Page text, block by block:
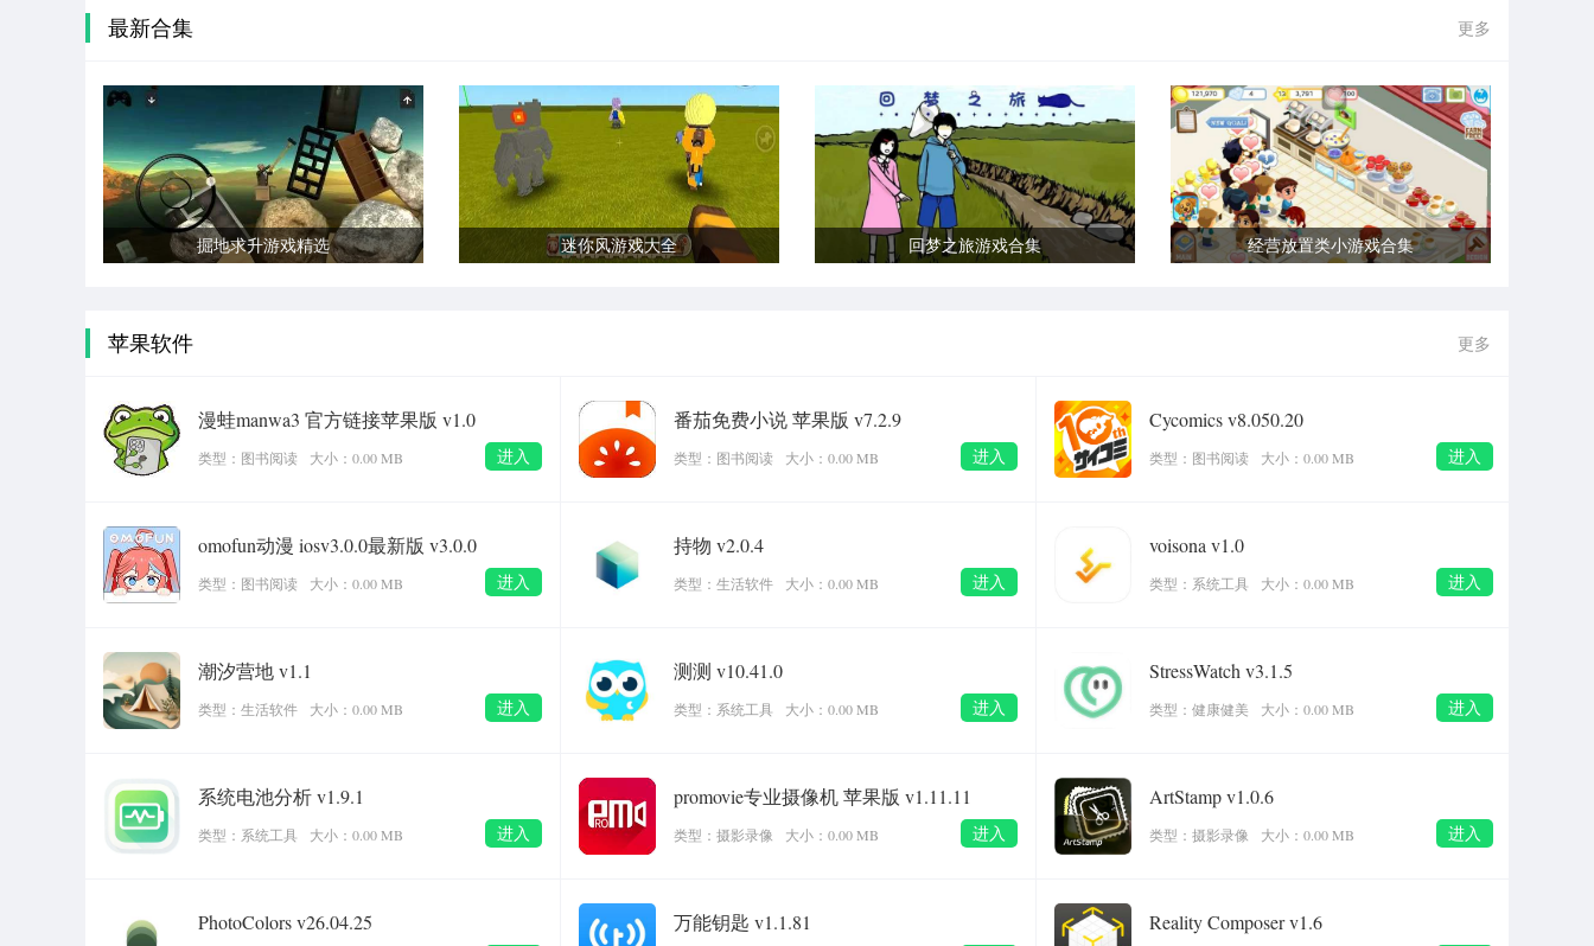
最新合集 更多
掘地求升游戏精选 迷你风游戏大全 回梦之旅游戏合集 经营放置类小游戏合集
苹果软件 更多
漫蛙manwa3 官方链接苹果版 v1.0
类型：图书阅读 大小：0.00 MB 进入
番茄免费小说 苹果版 v7.2.9
类型：图书阅读 大小：0.00 MB 进入
Cycomics v8.050.20
类型：图书阅读 大小：0.00 MB 进入
omofun动漫 iosv3.0.0最新版 v3.0.0
类型：图书阅读 大小：0.00 MB 进入
持物 v2.0.4
类型：生活软件 大小：0.00 MB 进入
voisona v1.0
类型：系统工具 大小：0.00 MB 进入
潮汐营地 v1.1
类型：生活软件 大小：0.00 MB 进入
测测 v10.41.0
类型：系统工具 大小：0.00 MB 进入
StressWatch v3.1.5
类型：健康健美 大小：0.00 MB 进入
系统电池分析 v1.9.1
类型：系统工具 大小：0.00 MB 进入
promovie专业摄像机 苹果版 v1.11.11
类型：摄影录像 大小：0.00 MB 进入
ArtStamp v1.0.6
类型：摄影录像 大小：0.00 MB 进入
PhotoColors v26.04.25 万能钥匙 v1.1.81 Reality Composer v1.6